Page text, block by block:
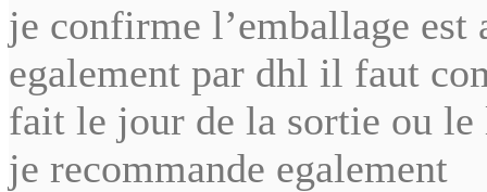
je confirme l’emballage
egalement par dhl il faut
fait le jour de la sortie ou le
je recommande egalement